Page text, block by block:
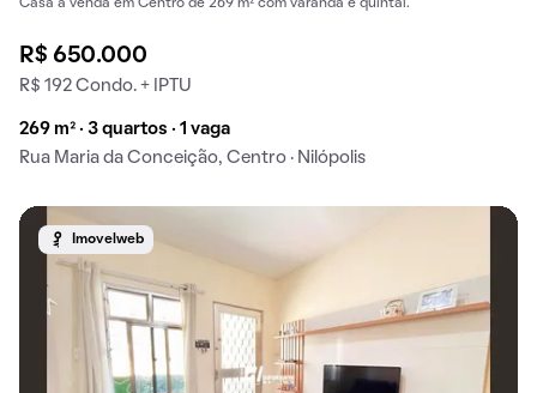
Casa à venda em Centro de 269 m² com varanda e quintal.
R$ 650.000
R$ 192 Condo. + IPTU
269 m² · 3 quartos · 1 vaga
Rua Maria da Conceição, Centro · Nilópolis
Imovelweb